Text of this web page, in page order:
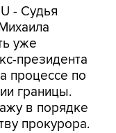
- Судья
уже
президента
процессе по
границы.
в порядке
прокурора.